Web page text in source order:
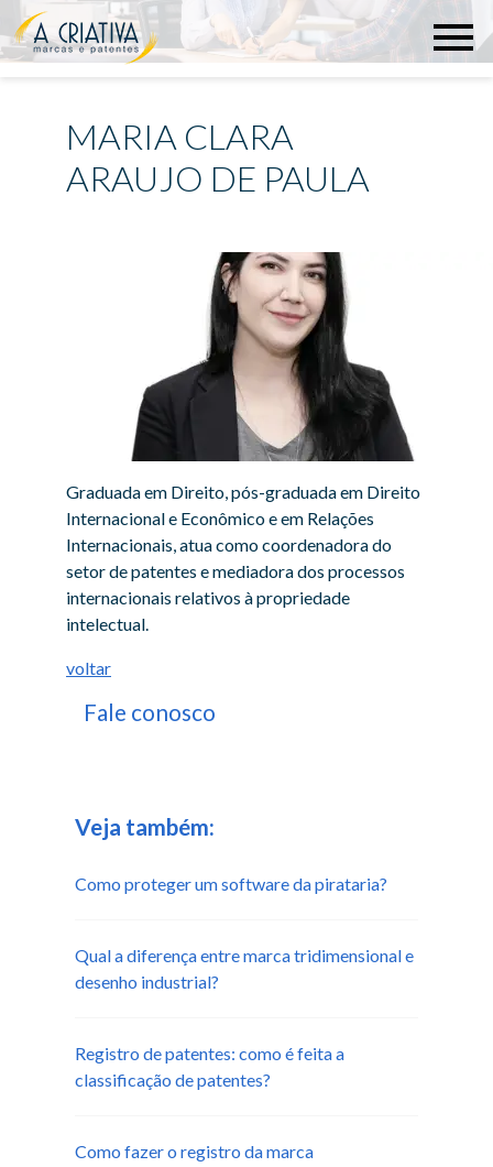
MARIA CLARA
ARAUJO DE PAULA
Graduada em Direito, pós-graduada em Direito
Internacional e Econômico e em Relações
Internacionais, atua como coordenadora do
setor de patentes e mediadora dos processos
internacionais relativos à propriedade
intelectual.
voltar
Fale conosco
Veja também:
Como proteger um software da pirataria?
Qual a diferença entre marca tridimensional e
desenho industrial?
Registro de patentes: como é feita a
classificação de patentes?
Como fazer o registro da marca